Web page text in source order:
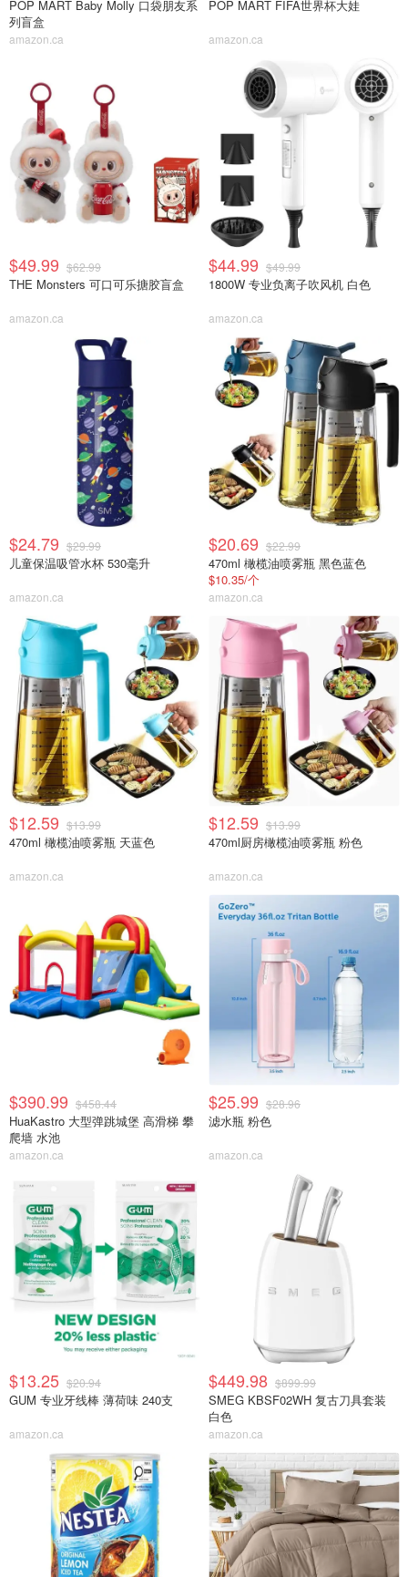
POP MART Baby Molly 口袋朋友系
列盲盒
amazon.ca
POP MART FIFA世界杯大娃
amazon.ca
$49.99 $62.99
THE Monsters 可口可乐搪胶盲盒
amazon.ca
$44.99 $49.99
1800W 专业负离子吹风机 白色
amazon.ca
$24.79 $29.99
儿童保温吸管水杯 530毫升
amazon.ca
$20.69 $22.99
470ml 橄榄油喷雾瓶 黑色蓝色
$10.35/个
amazon.ca
$12.59 $13.99
470ml 橄榄油喷雾瓶 天蓝色
amazon.ca
$12.59 $13.99
470ml厨房橄榄油喷雾瓶 粉色
amazon.ca
$390.99 $458.44
HuaKastro 大型弹跳城堡 高滑梯 攀
爬墙 水池
amazon.ca
$25.99 $28.96
滤水瓶 粉色
amazon.ca
$13.25 $20.94
GUM 专业牙线棒 薄荷味 240支
amazon.ca
$449.98 $899.99
SMEG KBSF02WH 复古刀具套装
白色
amazon.ca